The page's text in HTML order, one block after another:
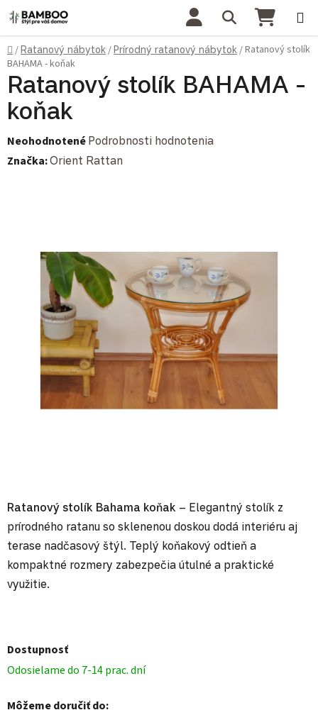
Prejsť na obsah Hľadať
Domov
/Ratanový nábytok /Prírodný ratanový nábytok /Ratanový stolík
BAHAMA - koňak
Ratanový stolík Bahama koňak – Elegantný stolík z
prírodného ratanu so sklenenou doskou dodá interiéru aj
terase nadčasový štýl. Teplý koňakový odtieň a
kompaktné rozmery zabezpečia útulné a praktické
využitie.
Dostupnosť
Odosielame do 7-14 prac. dní
Môžeme doručiť do:
Ratanový stolík BAHAMA -
koňak
Priemerné hodnotenie produktu je 0,0 z 5 hviezdičiek.
Neohodnotené Podrobnosti hodnotenia
Značka:Orient Rattan